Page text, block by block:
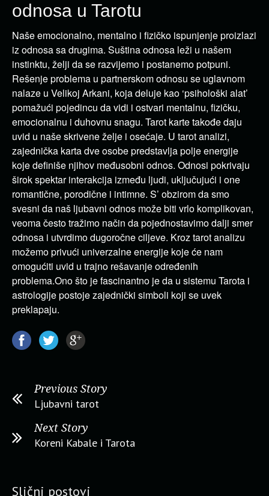
odnosa u Tarotu
Naše emocionalno, mentalno i fizičko ispunjenje proizlazi
iz odnosa sa drugima. Suština odnosa leži u našem
instinktu, želji da se razvijemo i postanemo potpuni.
Rešenje problema u partnerskom odnosu se uglavnom
nalaze u Velikoj Arkani, koja deluje kao ‘psihološki alat’
pomažući pojedincu da vidi i ostvari mentalnu, fizičku,
emocionalnu i duhovnu snagu. Tarot karte takođe daju
uvid u naše skrivene želje i osećaje. U tarot analizi,
zajednička karta dve osobe predstavlja polje energije
koje definiše njihov međusobni odnos. Odnosi pokrivaju
širok spektar interakcija između ljudi, uključujući i one
romantične, porodične i intimne. S’ obzirom da smo
svesni da naš ljubavni odnos može biti vrlo komplikovan,
veoma često tražimo način da pojednostavimo dalji smer
odnosa i utvrdimo dugoročne ciljeve. Kroz tarot analizu
možemo privući univerzalne energije koje će nam
omogućiti uvid u trajno rešavanje određenih
problema.Ono što je fascinantno je da u sistemu Tarota i
astrologije postoje zajednički simboli koji se uvek
preklapaju.
Previous Story
Ljubavni tarot
Next Story
Koreni Kabale i Tarota
Slični postovi